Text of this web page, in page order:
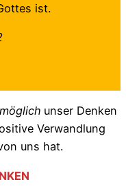
ist.
möglich unser Denken
Verwandlung
uns hat.